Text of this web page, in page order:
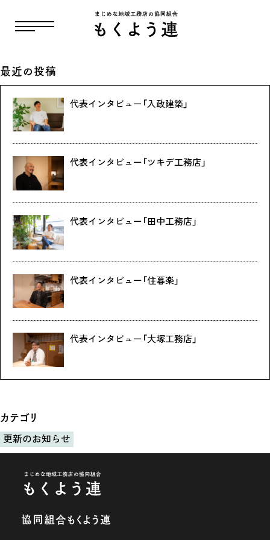
都道府県:鹿児島県
最近の投稿
代表インタビュー「入政建築」
代表インタビュー「ツキデ工務店」
代表インタビュー「田中工務店」
代表インタビュー「住暮楽」
代表インタビュー「大塚工務店」
カテゴリ
更新のお知らせ
協同組合もくよう連